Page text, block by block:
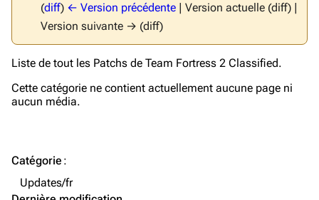
(diff) ← Version précédente | Version actuelle (diff) |
Version suivante → (diff)
Liste de tout les Patchs de Team Fortress 2 Classified.
Cette catégorie ne contient actuellement aucune page ni
aucun média.
Catégorie :
Updates/fr